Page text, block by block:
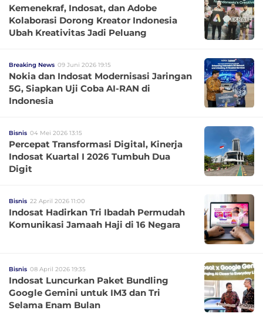
Kemenekraf, Indosat, dan Adobe
Kolaborasi Dorong Kreator Indonesia
Ubah Kreativitas Jadi Peluang
Breaking News 09 Juni 2026 19:15
Nokia dan Indosat Modernisasi Jaringan
5G, Siapkan Uji Coba AI-RAN di
Indonesia
Bisnis 04 Mei 2026 13:15
Percepat Transformasi Digital, Kinerja
Indosat Kuartal I 2026 Tumbuh Dua
Digit
Bisnis 22 April 2026 11:00
Indosat Hadirkan Tri Ibadah Permudah
Komunikasi Jamaah Haji di 16 Negara
Bisnis 08 April 2026 19:35
Indosat Luncurkan Paket Bundling
Google Gemini untuk IM3 dan Tri
Selama Enam Bulan